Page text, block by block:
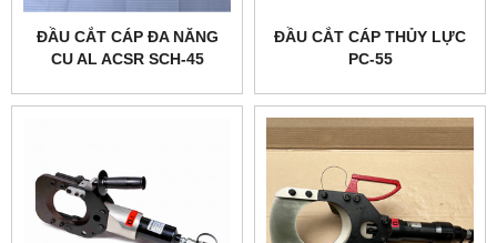
ĐẦU CẮT CÁP ĐA NĂNG
CU AL ACSR SCH-45
ĐẦU CẮT CÁP THỦY LỰC
PC-55